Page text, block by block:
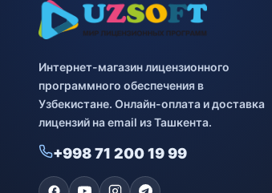
PRO32
Dr.Web 4
Jivo 3
IVI
Интернет-магазин лицензионного
программного обеспечения в
Узбекистане. Онлайн-оплата и доставка
лицензий на email из Ташкента.
+998 71 200 19 99